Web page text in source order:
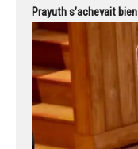
Prayuth s’achevait